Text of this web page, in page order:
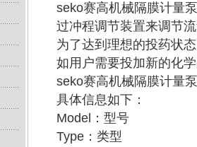
seko赛高机械隔膜计量
过冲程调节装置来调节
为了达到理想的投药状
如用户需要投加新的化
seko赛高机械隔膜计量
具体信息如下：
Model：型号
Type：类型